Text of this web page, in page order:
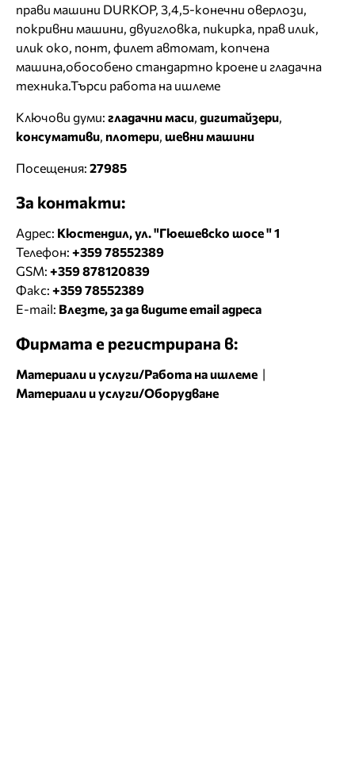
прави машини DURKOP, 3,4,5-конечни оверлози,
покривни машини, двуигловка, пикирка, прав илик,
илик око, понт, филет автомат, копчена
машина,обособено стандартно кроене и гладачна
техника.Търси работа на ишлеме
Ключови думи: гладачни маси дигитайзери
консумативи плотери шевни машини
Посещения: 27985
За контакти:
Адрес: Кюстендил, ул. "Гюешевско шосе " 1
Телефон: +359 78552389
GSM: +359 878120839
Факс: +359 78552389
E-mail: Влезте, за да видите email адреса
Фирмата е регистрирана в:
Материали и услуги/Работа на ишлеме |
Материали и услуги/Оборудване